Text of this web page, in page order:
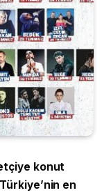
konut
en